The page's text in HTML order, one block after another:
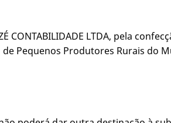
LTDA, pela
Pequenos Produtores Rurais do